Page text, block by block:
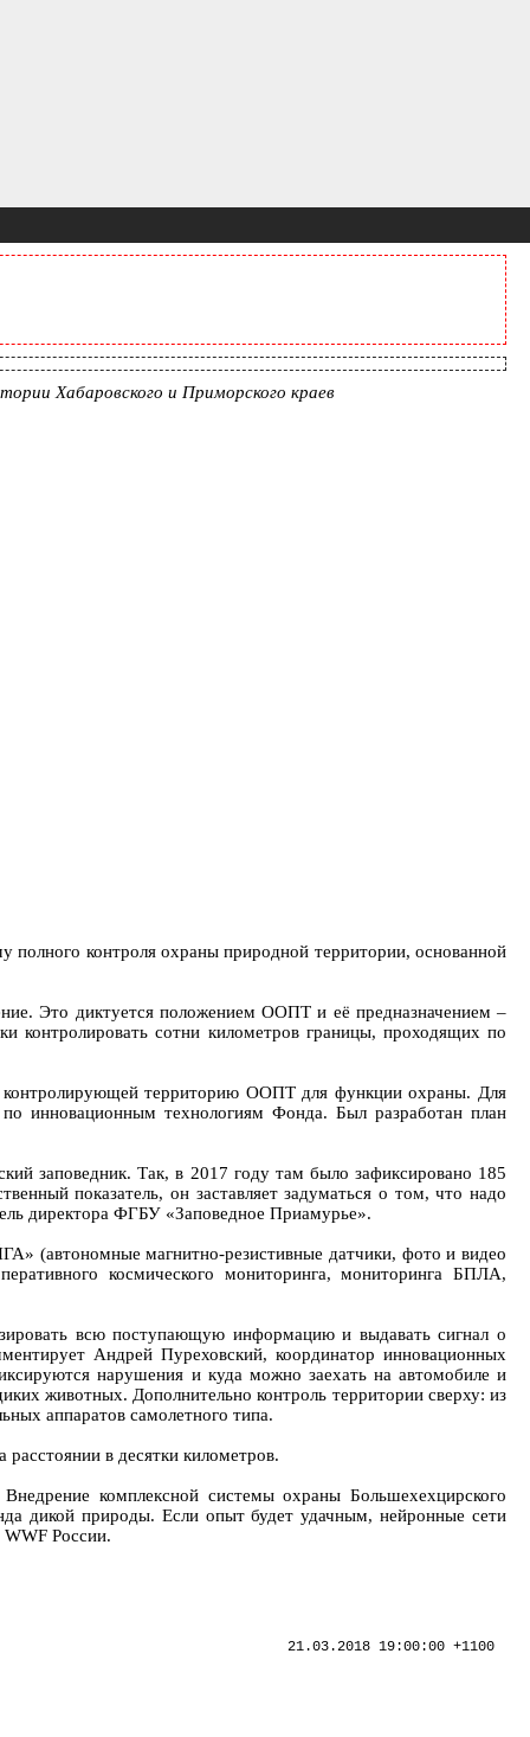
Хабаровского и Приморского краев
полного контроля охраны природной территории, основанной
Это диктуется положением ООПТ и её предназначением –
контролировать сотни километров границы, проходящих по
территорию ООПТ для функции охраны. Для
инновационным технологиям Фонда. Был разработан план
заповедник. Так, в 2017 году там было зафиксировано 185
показатель, он заставляет задуматься о том, что надо
директора ФГБУ «Заповедное Приамурье».
(автономные магнитно-резистивные датчики, фото и видео
космического мониторинга, мониторинга БПЛА,
всю поступающую информацию и выдавать сигнал о
Андрей Пуреховский, координатор инновационных
нарушения и куда можно заехать на автомобиле и
животных. Дополнительно контроль территории сверху: из
аппаратов самолетного типа.
в десятки километров.
комплексной системы охраны Большехехцирского
дикой природы. Если опыт будет удачным, нейронные сети
России.
21.03.2018 19:00:00 +1100